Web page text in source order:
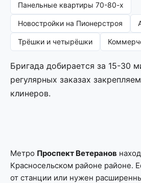
Панельные квартиры 70-80-х
Новостройки на Пионерстроя
Трёшки и четырёшки
Бригада добирается за 15-30
регулярных заказах
клинеров.
Метро Проспект Ветеранов
Красносельском районе районе.
от станции или нужен